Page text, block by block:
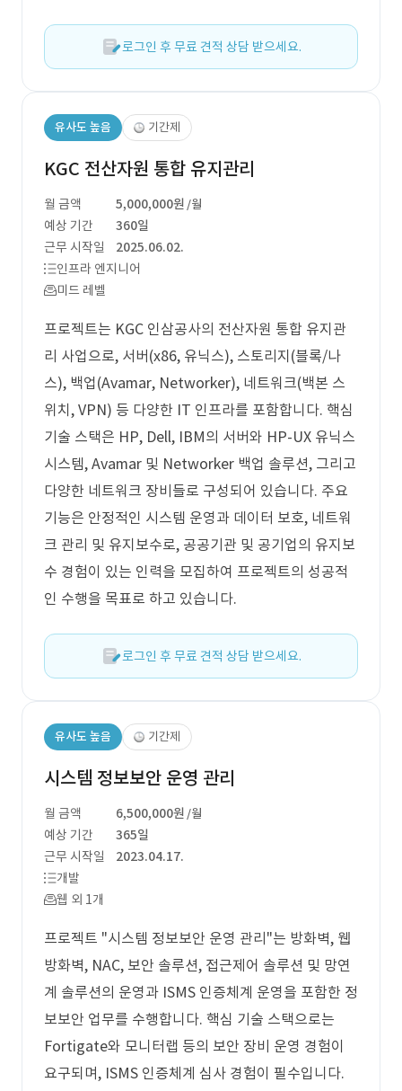
로그인 후 무료 견적 상담 받으세요.
유사도 높음 기간제
KGC 전산자원 통합 유지관리
월 금액 5,000,000원 /월
예상 기간
360일
근무 시작일
2025.06.02.
인프라 엔지니어
미드 레벨
프로젝트는 KGC 인삼공사의 전산자원 통합 유지관
리 사업으로, 서버(x86, 유닉스), 스토리지(블록/나
스), 백업(Avamar, Networker), 네트워크(백본 스
위치, VPN) 등 다양한 IT 인프라를 포함합니다. 핵심
기술 스택은 HP, Dell, IBM의 서버와 HP-UX 유닉스
시스템, Avamar 및 Networker 백업 솔루션, 그리고
다양한 네트워크 장비들로 구성되어 있습니다. 주요
기능은 안정적인 시스템 운영과 데이터 보호, 네트워
크 관리 및 유지보수로, 공공기관 및 공기업의 유지보
수 경험이 있는 인력을 모집하여 프로젝트의 성공적
인 수행을 목표로 하고 있습니다.
로그인 후 무료 견적 상담 받으세요.
유사도 높음 기간제
시스템 정보보안 운영 관리
월 금액 6,500,000원 /월
예상 기간
365일
근무 시작일
2023.04.17.
개발
웹 외 1개
프로젝트 "시스템 정보보안 운영 관리"는 방화벽, 웹
방화벽, NAC, 보안 솔루션, 접근제어 솔루션 및 망연
계 솔루션의 운영과 ISMS 인증체계 운영을 포함한 정
보보안 업무를 수행합니다. 핵심 기술 스택으로는
Fortigate와 모니터랩 등의 보안 장비 운영 경험이
요구되며, ISMS 인증체계 심사 경험이 필수입니다.